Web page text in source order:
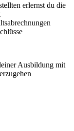
erlernst du die
Ausbildung mit